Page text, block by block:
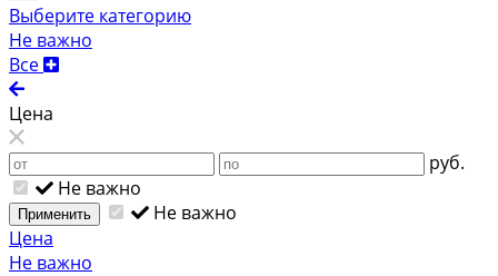
Выберите категорию
Не важно
Все
Цена
руб.
Не важно
Применить
Не важно
Цена
Не важно